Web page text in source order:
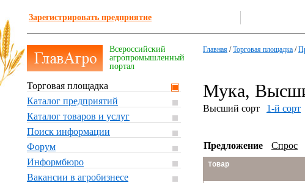
Зарегистрировать предприятие
Всероссийский
агропромышленный
портал
Торговая площадка
Каталог предприятий
Каталог товаров и услуг
Поиск информации
Форум
Информбюро
Вакансии в агробизнесе
Главная /Торговая площадка /
Мука,
Высший сорт
1-й сорт
Предложение
Спрос
Товар